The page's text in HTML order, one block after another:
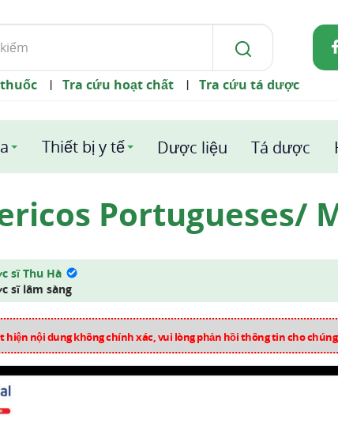
| Tra cứu hoạt chất | Tra cứu tá dược
Thiết bị y tế Dược liệu Tá dược
Portugueses/
sĩ Thu Hà
sĩ lâm sàng
hiện nội dung không chính xác, vui lòng phản hồi thông tin cho